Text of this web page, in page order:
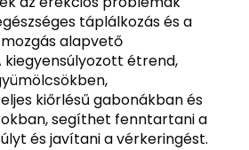
táplálkozás és a
alapvető
kiegyensúlyozott étrend,
kiőrlésű gabonákban és
segíthet fenntartani a
és javítani a vérkeringést.